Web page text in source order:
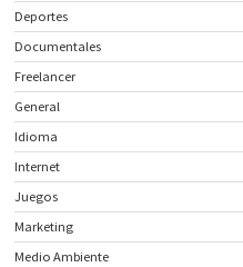
Deportes
Documentales
Freelancer
General
Idioma
Internet
Juegos
Marketing
Medio Ambiente